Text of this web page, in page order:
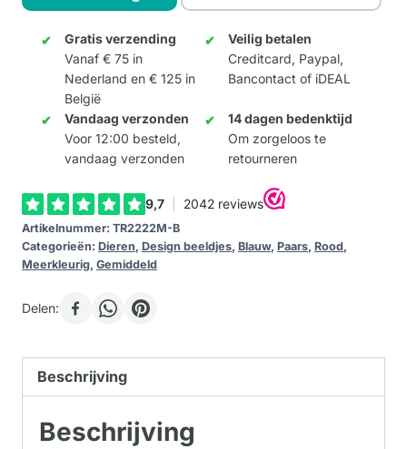
Artist
"Tom"
Medium
aantal
Gratis verzending
Vanaf € 75 in
Nederland en € 125 in
België
Veilig betalen
Creditcard, Paypal,
Bancontact of iDEAL
Vandaag verzonden
Voor 12:00 besteld,
vandaag verzonden
14 dagen bedenktijd
Om zorgeloos te
retourneren
Artikelnummer: TR2222M-B
Categorieën: Dieren, Design beeldjes, Blauw, Paars, Rood,
Meerkleurig, Gemiddeld
Delen:
Beschrijving
Beschrijving